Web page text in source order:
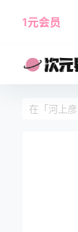
1元会员